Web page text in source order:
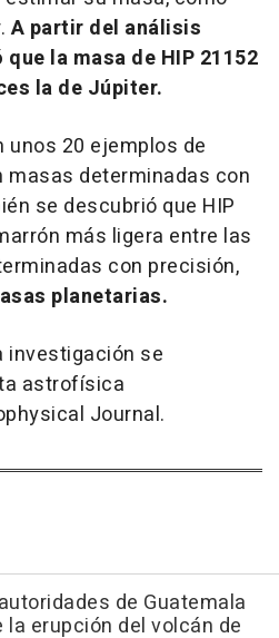
A partir del análisis
la masa de HIP 21152
la de Júpiter.
unos 20 ejemplos de
masas determinadas con
se descubrió que HIP
más ligera entre las
con precisión,
planetarias.
investigación se
astrofísica
Journal.
de Guatemala
erupción del volcán de